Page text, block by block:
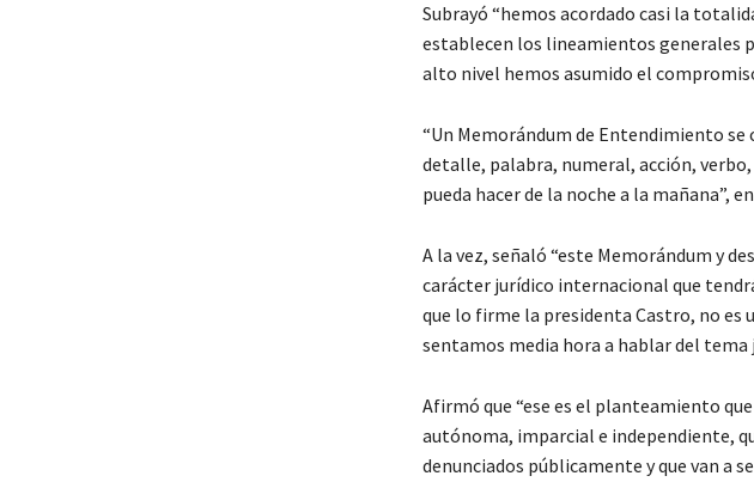
Subrayó “hemos acordado casi la
establecen los lineamientos generales
alto nivel hemos asumido el
“Un Memorándum de Entendimiento se
detalle, palabra, numeral, acción,
pueda hacer de la noche a la mañana”,
A la vez, señaló “este Memorándum y
carácter jurídico internacional que
que lo firme la presidenta Castro, no es
sentamos media hora a hablar del tema
Afirmó que “ese es el planteamiento
autónoma, imparcial e independiente,
denunciados públicamente y que van a